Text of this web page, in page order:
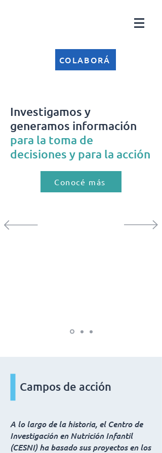
COLABORÁ
Investigamos y
generamos información
para la toma de
decisiones y para la acción
Conocé más
Campos de acción
A lo largo de la historia, el Centro de
Investigación en Nutrición Infantil
(CESNI) ha basado sus proyectos en los